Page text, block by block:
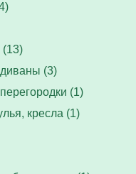
(3)
(1)
кресла (1)